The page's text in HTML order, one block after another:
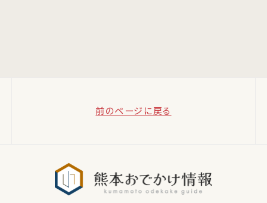
前のページに戻る